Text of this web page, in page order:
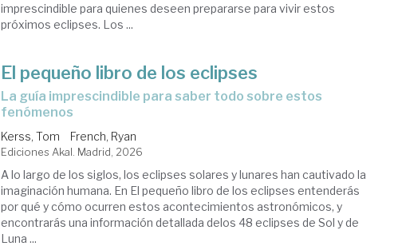
imprescindible para quienes deseen prepararse para vivir estos
próximos eclipses. Los ...
El pequeño libro de los eclipses
La guía imprescindible para saber todo sobre estos
fenómenos
Kerss, Tom French, Ryan
Ediciones Akal. Madrid, 2026
A lo largo de los siglos, los eclipses solares y lunares han cautivado la
imaginación humana. En El pequeño libro de los eclipses entenderás
por qué y cómo ocurren estos acontecimientos astronómicos, y
encontrarás una información detallada delos 48 eclipses de Sol y de
Luna ...